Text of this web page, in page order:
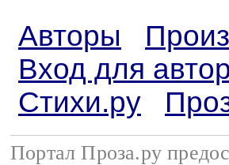
Авторы
Вход для
Стихи.ру
Портал Проза.ру